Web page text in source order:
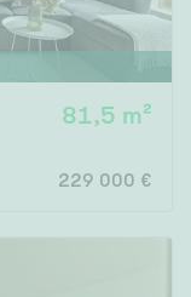
81,5 m²
229 000 €